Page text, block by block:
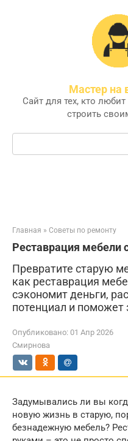
Мастер на
Сайт для тех, кто
строить
Поиск:
Главная » Советы по ремонту
Реставрация мебели
Превратите старую
как реставрация
сэкономит деньги,
потенциал и поможет
Опубликовано: 01 Апр 2026
Смирнова
Задумывались ли вы
новую жизнь в старую,
безнадежную мебель?